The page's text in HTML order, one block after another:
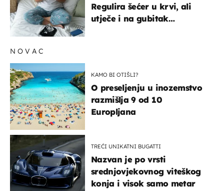
Regulira šećer u krvi, ali
utječe i na gubitak
NOVAC
KAMO BI OTIŠLI?
O preseljenju u inozemstvo
razmišlja 9 od 10
Europljana
TREĆI UNIKATNI BUGATTI
Nazvan je po vrsti
srednjovjekovnog viteškog
konja i visok samo metar